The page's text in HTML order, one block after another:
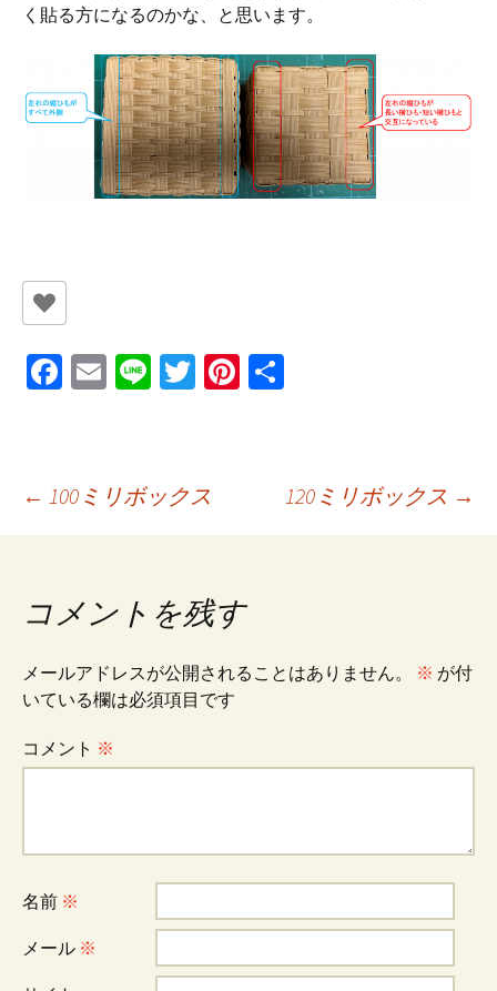
く貼る方になるのかな、と思います。
Fa
o
o
k
E
l
Li T
er
Pi
投
ナ
ビ
ゲ
ー
シ
← 100ミリボックス 120ミリボックス →
コメントを残す
メールアドレスが公開されることはありません。 ※ が付
いている欄は必須項目です
コメント ※
名前 ※
メール ※